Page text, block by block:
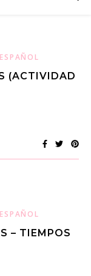
ESPAÑOL
(ACTIVIDAD
ESPAÑOL
– TIEMPOS